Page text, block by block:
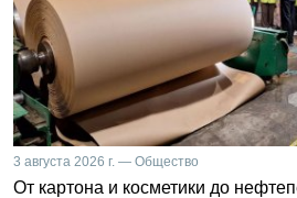
3 августа 2026 г. — Общество
От картона и косметики до